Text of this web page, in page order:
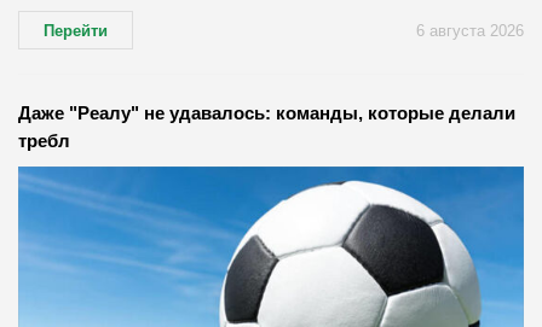
Перейти 6 августа 2026
Даже "Реалу" не удавалось: команды, которые делали
требл